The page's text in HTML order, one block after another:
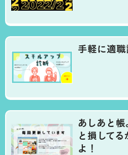
手軽に適職
あしあと帳
と損して
よ！